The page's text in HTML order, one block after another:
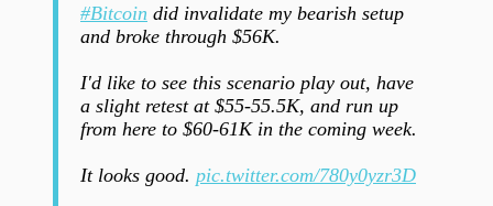
#Bitcoin did invalidate my bearish setup
and broke through $56K.
I'd like to see this scenario play out, have
a slight retest at $55-55.5K, and run up
from here to $60-61K in the coming week.
It looks good. pic.twitter.com/780y0yzr3D